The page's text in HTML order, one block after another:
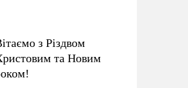
з Різдвом
та Новим